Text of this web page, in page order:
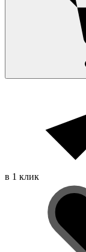
в 1 клик